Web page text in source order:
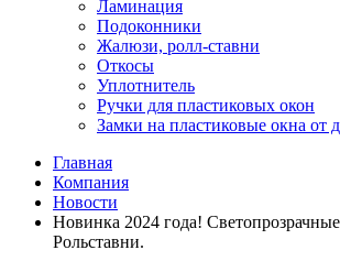
Ламинация
Подоконники
Жалюзи, ролл-ставни
Откосы
Уплотнитель
Ручки для пластиковых окон
Замки на пластиковые окна от
Главная
Компания
Новости
Новинка 2024 года!
Рольставни.